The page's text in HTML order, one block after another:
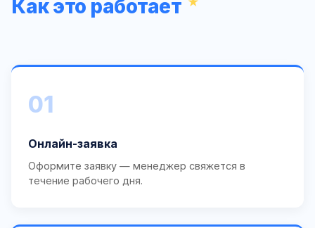
Как это работает
01
Онлайн-заявка
Оформите заявку — менеджер свяжется в
течение рабочего дня.